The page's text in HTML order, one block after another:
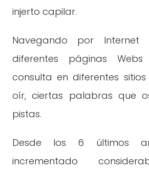
injerto capilar.
Navegando por
diferentes páginas
consulta en diferentes
oír, ciertas palabras que
pistas.
Desde los 6 últimos
incrementado